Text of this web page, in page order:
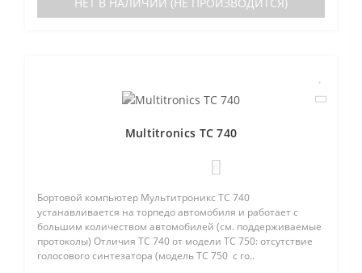
Multitronics TC 740
Бортовой компьютер Мультитроникс TC 740
устанавливается на торпедо автомобиля и работает с
большим количеством автомобилей (см. поддерживаемые
протоколы) Отличия TC 740 от модели TC 750: отсутствие
голосового синтезатора (модель TC 750 с го..